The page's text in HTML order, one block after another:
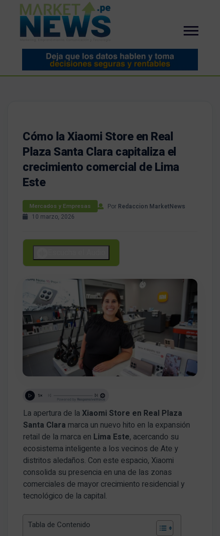
Cómo la Xiaomi Store en Real
Plaza Santa Clara capitaliza el
crecimiento comercial de Lima
Este
Mercados y Empresas Por Redaccion MarketNews
10 marzo, 2026
La apertura de laXiaomi Store en Real Plaza
Santa Clara marca un nuevo hito en la expansión
retail de la marca en Lima Este, acercando su
ecosistema inteligente a los vecinos de Ate y
distritos aledaños. Con este espacio, Xiaomi
consolida su presencia en una de las zonas
comerciales de mayor crecimiento residencial y
tecnológico de la capital.
Tabla de Contenido